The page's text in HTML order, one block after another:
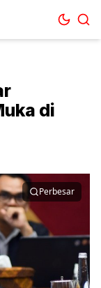
di
Perbesar